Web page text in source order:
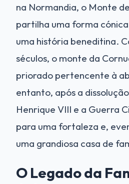
na Normandia, o Monte
partilha uma forma
uma história beneditina.
séculos, o monte da
priorado pertencente à
entanto, após a
Henrique VIII e a Guerra
para uma fortaleza e,
uma grandiosa casa de
O Legado da